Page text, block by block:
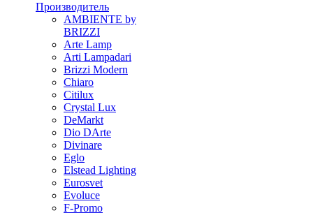
Производитель
AMBIENTE by
BRIZZI
Arte Lamp
Arti Lampadari
Brizzi Modern
Chiaro
Citilux
Crystal Lux
DeMarkt
Dio DArte
Divinare
Eglo
Elstead Lighting
Eurosvet
Evoluce
F-Promo